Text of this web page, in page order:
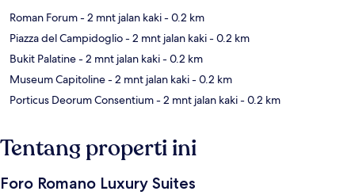
Roman Forum- 2 mnt jalan kaki- 0.2 km
Piazza del Campidoglio- 2 mnt jalan kaki- 0.2 km
Bukit Palatine- 2 mnt jalan kaki- 0.2 km
Museum Capitoline- 2 mnt jalan kaki- 0.2 km
Porticus Deorum Consentium- 2 mnt jalan kaki- 0.2 km
Tentang properti ini
Foro Romano Luxury Suites